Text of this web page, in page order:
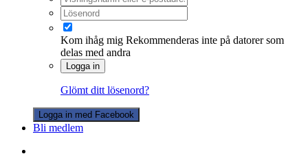
Kom ihåg mig Rekommenderas inte på datorer som
delas med andra
Logga in
Glömt ditt lösenord?
Logga in med Facebook
Bli medlem